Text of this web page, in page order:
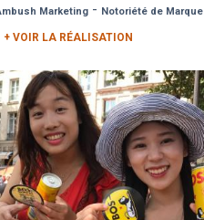
Marketing- Notoriété de Marque
+ VOIR LA RÉALISATION